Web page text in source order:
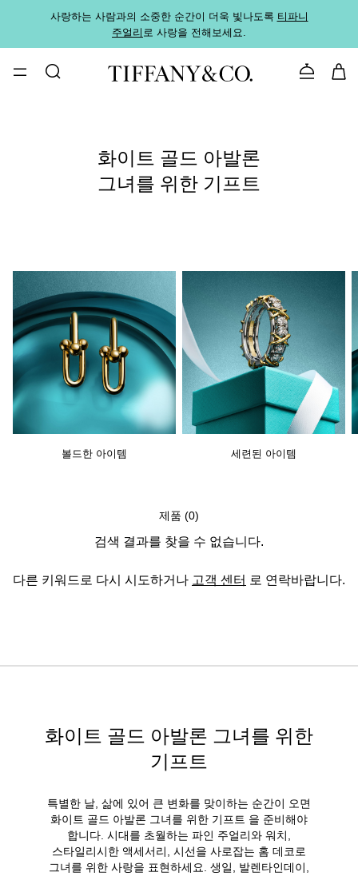
사랑하는 사람과의 소중한 순간이 더욱 빛나도록 티파니
주얼리로 사랑을 전해보세요.
문의하기
화이트 골드 아발론
그녀를 위한 기프트
볼드한 아이템 세련된 아이템
제품 (0)
검색 결과를 찾을 수 없습니다.
다른 키워드로 다시 시도하거나 고객 센터 로 연락바랍니다.
화이트 골드 아발론 그녀를 위한
기프트
특별한 날, 삶에 있어 큰 변화를 맞이하는 순간이 오면
화이트 골드 아발론 그녀를 위한 기프트 을 준비해야
합니다. 시대를 초월하는 파인 주얼리와 워치,
스타일리시한 액세서리, 시선을 사로잡는 홈 데코로
그녀를 위한 사랑을 표현하세요. 생일, 발렌타인데이,